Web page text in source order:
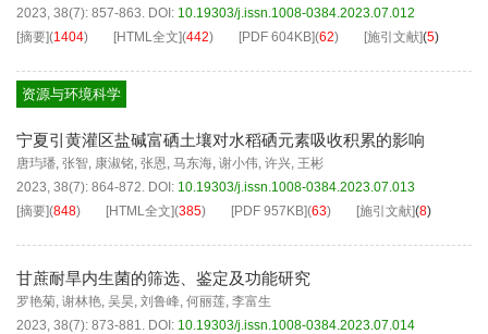
2023, 38(7): 857-863. DOI: 10.19303/j.issn.1008-0384.2023.07.012
[摘要](1404) [HTML全文](442) [PDF 604KB](62) [施引文献](5)
资源与环境科学
宁夏引黄灌区盐碱富硒土壤对水稻硒元素吸收积累的影响
唐玙璠, 张智, 康淑铭, 张恩, 马东海, 谢小伟, 许兴, 王彬
2023, 38(7): 864-872. DOI: 10.19303/j.issn.1008-0384.2023.07.013
[摘要](848) [HTML全文](385) [PDF 957KB](63) [施引文献](8)
甘蔗耐旱内生菌的筛选、鉴定及功能研究
罗艳菊, 谢林艳, 吴昊, 刘鲁峰, 何丽莲, 李富生
2023, 38(7): 873-881. DOI: 10.19303/j.issn.1008-0384.2023.07.014